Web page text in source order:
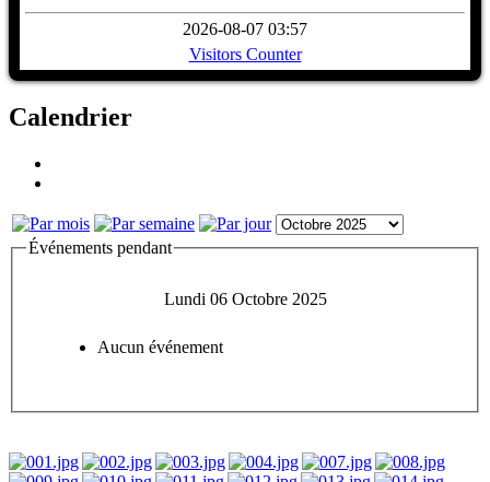
2026-08-07 03:57
Visitors Counter
Calendrier
Événements pendant
Lundi 06 Octobre 2025
Aucun événement